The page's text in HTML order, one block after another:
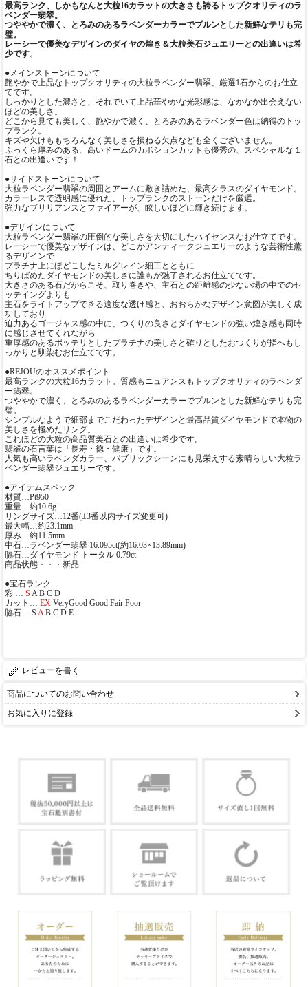
最高ランク、しかもなんと大粒16カラットの大きさも誇るトップクオリティのラ
ベンダー翡翠。
つややかで濃く、とろみのあるラベンダーカラーでプルンとした新鮮なテリも完
璧。
レーシーで優美なデザインのダイヤの煌き＆大粒美石ジュエリーとの出逢いは希
少です。
●メインストーンについて
艶やかで上品なトップクオリティの大粒ラベンダー翡翠、厳選1石からのお仕立
てです。
しっかりとした濃さと、それでいて上品華やかな光彩感は、なかなか出会えない
ほどの美しさ。
どこから見ても美しく、艶やかで濃く、とろみのあるラベンダー色は納得のトッ
プランク。
キズや欠けももちろんなく美しさを損ねる欠点なども全くございません。
ふっくら厚みのある、高いドームのカボションカットも優秀の、スペシャルな１
石との出逢いです！
●サイドストーンについて
大粒ラベンダー翡翠の周囲とアームに敷き詰めた、最高クラスのダイヤモンド。
カラーレスで透明感に優れた、トップランクのストーンだけを厳選。
強力なブリリアンスとファイアーが、眩しいほどに輝き続けます。
●デザインについて
大粒ラベンダー翡翠の圧倒的な美しさを大切にしたハイセンスなお仕立てです。
レーシーで優美なデザインは、どこかアンティークジュエリーのような芸術性薫
るデザインで
プラチナ上にほどこしたミルグレイン細工とともに
ちりばめたダイヤモンドの美しさに誰もが魅了されるお仕立てです。
大きさのある石だからこそ、取り巻きや、主石との距離感の少ない場の中でのセ
ッテイングよりも
主石をライトアップできる適度な透け感と、おおらかなデザイン意図が美しく成
功しており
迫力あるゴージャス感の中に、つくりの良さとダイヤモンドの強い煌き感も同時
に感じさせてくれながら
重厚感のあるポッテリとしたプラチナの美しさと確りとしたおつくりが指へもし
っかりと馴染むお仕立てです。
●REJOUのオススメポイント
最高ランクの大粒16カラット。質感もニュアンスもトップクオリティのラベンダ
ー翡翠。
つややかで濃く、とろみのあるラベンダーカラーでプルンとした新鮮なテリも完
璧。
シンプルなようで細部までこだわったデザインと最高品質ダイヤモンドで本物の
美しさを極めたリング。
これほどの大粒の高品質美石との出逢いは希少です。
翡翠の石言葉は「長寿・徳・健康」です。
人気も高いラベンダカラー、パブリックシーンにも見栄えする素晴らしい大粒ラ
ベンダー翡翠ジュエリーです。
●アイテムスペック
材質…Pt950
重量…約10.6g
リングサイズ…12番(±3番以内サイズ変更可)
最大幅…約23.1mm
厚み…約11.5mm
中石…ラベンダー翡翠 16.095ct(約16.03×13.89mm)
脇石…ダイヤモンド トータル 0.79ct
商品状態・・・新品
●宝石ランク
彩 … S A B C D
カット… EX VeryGood Good Fair Poor
脇石… S AB C D E
レビューを書く
商品についてのお問い合わせ
お気に入りに登録